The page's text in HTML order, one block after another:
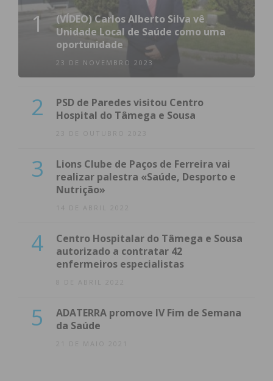
1
(VÍDEO) Carlos Alberto Silva vê
Unidade Local de Saúde como uma
oportunidade
23 DE NOVEMBRO 2023
2
PSD de Paredes visitou Centro
Hospital do Tâmega e Sousa
23 DE OUTUBRO 2023
3
Lions Clube de Paços de Ferreira vai
realizar palestra «Saúde, Desporto e
Nutrição»
14 DE ABRIL 2022
4
Centro Hospitalar do Tâmega e Sousa
autorizado a contratar 42
enfermeiros especialistas
8 DE ABRIL 2022
5
ADATERRA promove IV Fim de Semana
da Saúde
21 DE MAIO 2021